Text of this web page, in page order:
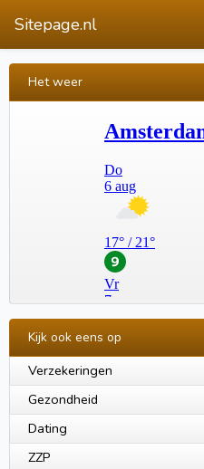
Sitepage.nl
Het weer
Kijk ook eens op
Verzekeringen
Gezondheid
Dating
ZZP